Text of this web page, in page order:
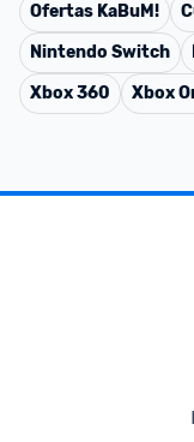
Ofertas KaBuM!
Nintendo Switch
Xbox 360
Xbox